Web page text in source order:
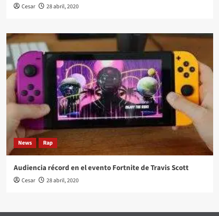
Cesar 28 abril, 2020
News Rap
Audiencia récord en el evento Fortnite de Travis Scott
Cesar 28 abril, 2020